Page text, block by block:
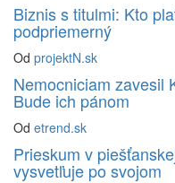
Biznis s titulmi: Kto
podpriemerný
Od projektN.sk
Nemocniciam zavesil
Bude ich pánom
Od etrend.sk
Prieskum v
vysvetľuje po svojom